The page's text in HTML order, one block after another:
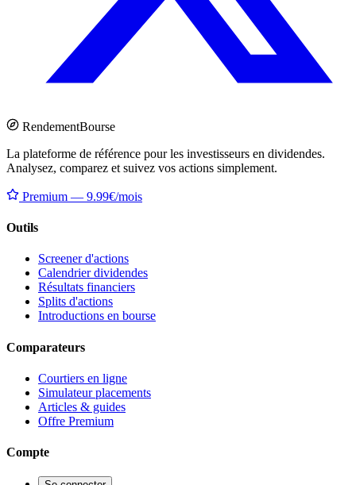
RendementBourse
La plateforme de référence pour les investisseurs en dividendes.
Analysez, comparez et suivez vos actions simplement.
Premium — 9.99€/mois
Outils
Screener d'actions
Calendrier dividendes
Résultats financiers
Splits d'actions
Introductions en bourse
Comparateurs
Courtiers en ligne
Simulateur placements
Articles & guides
Offre Premium
Compte